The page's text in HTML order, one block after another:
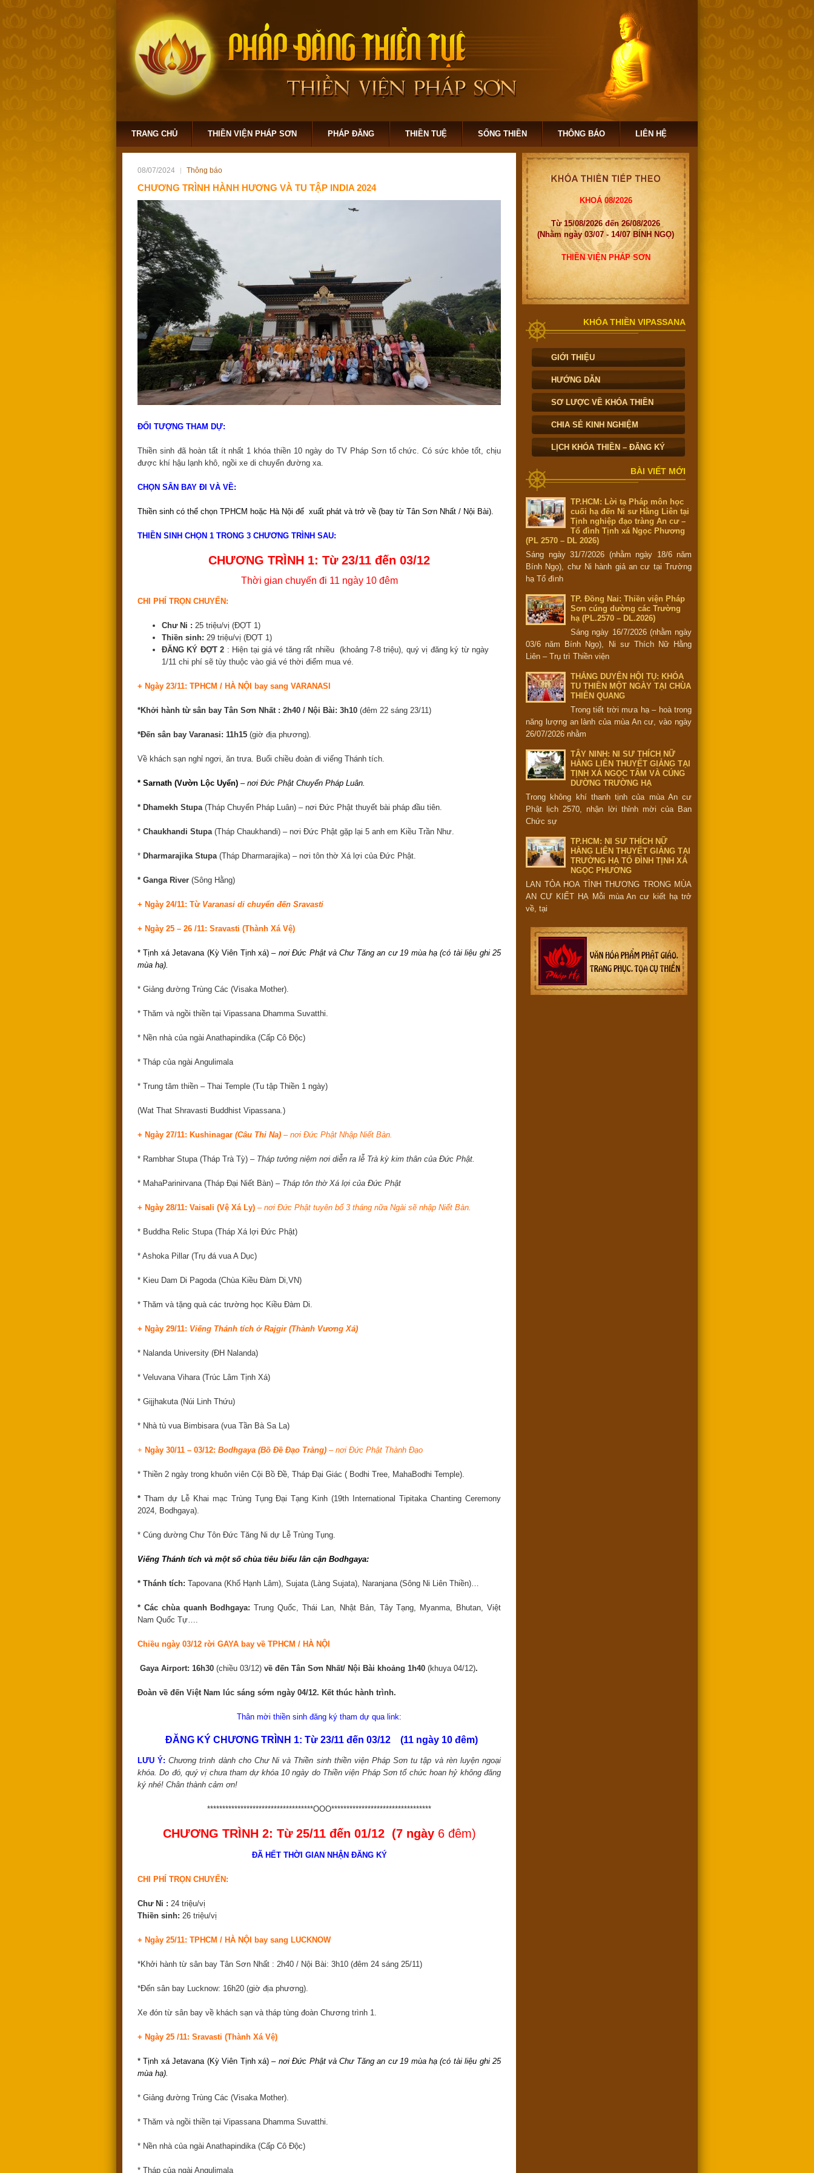
TRANG CHỦ THIỀN VIỆN PHÁP SƠN PHÁP ĐĂNG THIỀN TUỆ SỐNG THIỀN THÔNG BÁO LIÊN HỆ
08/07/2024 Thông báo
CHƯƠNG TRÌNH HÀNH HƯƠNG VÀ TU TẬP INDIA 2024
ĐỐI TƯỢNG THAM DỰ:
Thiền sinh đã hoàn tất ít nhất 1 khóa thiền 10 ngày do TV Pháp Sơn tổ chức. Có sức khỏe tốt, chịu
được khí hậu lạnh khô, ngồi xe di chuyển đường xa.
CHỌN SÂN BAY ĐI VÀ VỀ:
Thiền sinh có thể chọn TPHCM hoặc Hà Nội để xuất phát và trở về (bay từ Tân Sơn Nhất / Nội Bài).
THIỀN SINH CHỌN 1 TRONG 3 CHƯƠNG TRÌNH SAU:
CHƯƠNG TRÌNH 1: Từ 23/11 đến 03/12
Thời gian chuyến đi 11 ngày 10 đêm
CHI PHÍ TRỌN CHUYẾN:
Chư Ni : 25 triệu/vị (ĐỢT 1)
Thiền sinh: 29 triệu/vị (ĐỢT 1)
ĐĂNG KÝ ĐỢT 2 : Hiện tại giá vé tăng rất nhiều (khoảng 7-8 triệu), quý vị đăng ký từ ngày
1/11 chi phí sẽ tùy thuộc vào giá vé thời điểm mua vé.
+ Ngày 23/11: TPHCM / HÀ NỘI bay sang VARANASI
*Khởi hành từ sân bay Tân Sơn Nhất : 2h40 / Nội Bài: 3h10 (đêm 22 sáng 23/11)
*Đến sân bay Varanasi: 11h15 (giờ địa phương).
Về khách sạn nghỉ ngơi, ăn trưa. Buổi chiều đoàn đi viếng Thánh tích.
* Sarnath (Vườn Lộc Uyển) – nơi Đức Phật Chuyển Pháp Luân.
* Dhamekh Stupa(Tháp Chuyển Pháp Luân) – nơi Đức Phật thuyết bài pháp đầu tiên.
* Chaukhandi Stupa(Tháp Chaukhandi) – nơi Đức Phật gặp lại 5 anh em Kiều Trần Như.
* Dharmarajika Stupa(Tháp Dharmarajika) – nơi tôn thờ Xá lợi của Đức Phật.
* Ganga River (Sông Hằng)
+ Ngày 24/11: Từ Varanasi di chuyển đến Sravasti
+ Ngày 25 – 26 /11: Sravasti (Thành Xá Vệ)
* Tịnh xá Jetavana (Kỳ Viên Tịnh xá) –nơi Đức Phật và Chư Tăng an cư 19 mùa hạ (có tài liệu ghi 25
mùa hạ).
* Giảng đường Trùng Các (Visaka Mother).
* Thăm và ngồi thiền tại Vipassana Dhamma Suvatthi.
* Nền nhà của ngài Anathapindika (Cấp Cô Độc)
* Tháp của ngài Angulimala
* Trung tâm thiền – Thai Temple (Tu tập Thiền 1 ngày)
(Wat That Shravasti Buddhist Vipassana.)
+ Ngày 27/11: Kushinagar (Câu Thi Na) – nơi Đức Phật Nhập Niết Bàn.
* Rambhar Stupa (Tháp Trà Tỳ) – Tháp tưởng niệm nơi diễn ra lễ Trà kỳ kim thân của Đức Phật.
* MahaParinirvana (Tháp Đại Niết Bàn) –Tháp tôn thờ Xá lợi của Đức Phật
+ Ngày 28/11: Vaisali (Vệ Xá Ly) – nơi Đức Phật tuyên bố 3 tháng nữa Ngài sẽ nhập Niết Bàn.
* Buddha Relic Stupa (Tháp Xá lợi Đức Phật)
* Ashoka Pillar (Trụ đá vua A Dục)
* Kieu Dam Di Pagoda (Chùa Kiều Đàm Di,VN)
* Thăm và tặng quà các trường học Kiều Đàm Di.
+ Ngày 29/11: Viếng Thánh tích ở Rajgir (Thành Vương Xá)
* Nalanda University (ĐH Nalanda)
* Veluvana Vihara (Trúc Lâm Tịnh Xá)
* Gijjhakuta (Núi Linh Thứu)
* Nhà tù vua Bimbisara (vua Tần Bà Sa La)
+ Ngày 30/11 – 03/12: Bodhgaya (Bồ Đề Đạo Tràng) – nơi Đức Phật Thành Đạo
* Thiền 2 ngày trong khuôn viên Cội Bồ Đề, Tháp Đại Giác ( Bodhi Tree, MahaBodhi Temple).
* Tham dự Lễ Khai mạc Trùng Tụng Đại Tạng Kinh (19th International Tipitaka Chanting Ceremony
2024, Bodhgaya).
* Cúng dường Chư Tôn Đức Tăng Ni dự Lễ Trùng Tụng.
Viếng Thánh tích và một số chùa tiêu biểu lân cận Bodhgaya:
* Thánh tích: Tapovana (Khổ Hạnh Lâm), Sujata (Làng Sujata), Naranjana (Sông Ni Liên Thiền)…
* Các chùa quanh Bodhgaya:Trung Quốc, Thái Lan, Nhật Bản, Tây Tạng, Myanma, Bhutan, Việt
Nam Quốc Tự….
Chiều ngày 03/12 rời GAYA bay về TPHCM / HÀ NỘI
Gaya Airport: 16h30 (chiều 03/12) về đến Tân Sơn Nhất/ Nội Bài khoảng 1h40 (khuya 04/12).
Đoàn về đến Việt Nam lúc sáng sớm ngày 04/12. Kết thúc hành trình.
Thân mời thiền sinh đăng ký tham dự qua link:
ĐĂNG KÝ CHƯƠNG TRÌNH 1: Từ 23/11 đến 03/12 (11 ngày 10 đêm)
LƯU Ý: Chương trình dành cho Chư Ni và Thiền sinh thiền viện Pháp Sơn tu tập và rèn luyện ngoại
khóa. Do đó, quý vị chưa tham dự khóa 10 ngày do Thiền viện Pháp Sơn tổ chức hoan hỷ không đăng
ký nhé! Chân thành cảm ơn!
***********************************OOO*********************************
CHƯƠNG TRÌNH 2: Từ 25/11 đến 01/12 (7 ngày 6 đêm)
ĐÃ HẾT THỜI GIAN NHẬN ĐĂNG KÝ
CHI PHÍ TRỌN CHUYẾN:
Chư Ni : 24 triệu/vị
Thiền sinh: 26 triệu/vị
+ Ngày 25/11: TPHCM / HÀ NỘI bay sang LUCKNOW
*Khởi hành từ sân bay Tân Sơn Nhất : 2h40 / Nội Bài: 3h10 (đêm 24 sáng 25/11)
*Đến sân bay Lucknow: 16h20 (giờ địa phương).
Xe đón từ sân bay về khách sạn và tháp tùng đoàn Chương trình 1.
+ Ngày 25 /11: Sravasti (Thành Xá Vệ)
* Tịnh xá Jetavana (Kỳ Viên Tịnh xá) –nơi Đức Phật và Chư Tăng an cư 19 mùa hạ (có tài liệu ghi 25
mùa hạ).
* Giảng đường Trùng Các (Visaka Mother).
* Thăm và ngồi thiền tại Vipassana Dhamma Suvatthi.
* Nền nhà của ngài Anathapindika (Cấp Cô Độc)
* Tháp của ngài Angulimala
KHOÁ 08/2026
Từ 15/08/2026 đến 26/08/2026
(Nhằm ngày 03/07 - 14/07 BÍNH NGỌ)
THIỀN VIỆN PHÁP SƠN
KHÓA THIỀN VIPASSANA
GIỚI THIỆU
HƯỚNG DẪN
SƠ LƯỢC VỀ KHÓA THIỀN
CHIA SẺ KINH NGHIỆM
LỊCH KHÓA THIỀN – ĐĂNG KÝ
BÀI VIẾT MỚI
TP.HCM: Lời tạ Pháp môn học
cuối hạ đến Ni sư Hằng Liên tại
Tịnh nghiệp đạo tràng An cư –
Tổ đình Tịnh xá Ngọc Phương
(PL 2570 – DL 2026)
Sáng ngày 31/7/2026 (nhằm ngày 18/6 năm
Bính Ngọ), chư Ni hành giả an cư tại Trường
hạ Tổ đình
TP. Đồng Nai: Thiền viện Pháp
Sơn cúng dường các Trường
hạ (PL.2570 – DL.2026)
Sáng ngày 16/7/2026 (nhằm ngày
03/6 năm Bính Ngọ), Ni sư Thích Nữ Hằng
Liên – Trụ trì Thiền viện
THẮNG DUYÊN HỘI TỤ: KHÓA
TU THIỀN MỘT NGÀY TẠI CHÙA
THIÊN QUANG
Trong tiết trời mưa hạ – hoà trong
năng lượng an lành của mùa An cư, vào ngày
26/07/2026 nhằm
TÂY NINH: NI SƯ THÍCH NỮ
HẰNG LIÊN THUYẾT GIẢNG TẠI
TỊNH XÁ NGỌC TÂM VÀ CÚNG
DƯỜNG TRƯỜNG HẠ
Trong không khí thanh tịnh của mùa An cư
Phật lịch 2570, nhận lời thỉnh mời của Ban
Chức sự
TP.HCM: NI SƯ THÍCH NỮ
HẰNG LIÊN THUYẾT GIẢNG TẠI
TRƯỜNG HẠ TỔ ĐÌNH TỊNH XÁ
NGỌC PHƯƠNG
LAN TỎA HOA TÌNH THƯƠNG TRONG MÙA
AN CƯ KIẾT HẠ Mỗi mùa An cư kiết hạ trở
về, tại